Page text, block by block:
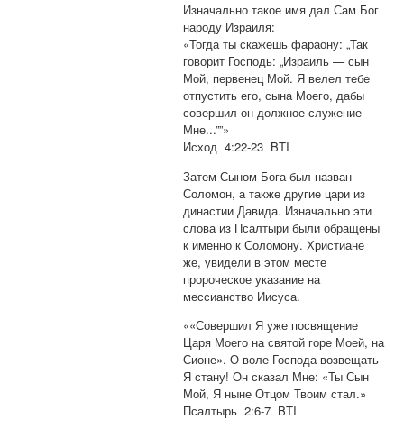
Изначально такое имя дал Сам Бог
народу Израиля:
«Тогда ты скажешь фараону: „Так
говорит Господь: „Израиль — сын
Мой, первенец Мой. Я велел тебе
отпустить его, сына Моего, дабы
совершил он должное служение
Мне...””»
Исход 4:22-23 BTI
Затем Сыном Бога был назван
Соломон, а также другие цари из
династии Давида. Изначально эти
слова из Псалтыри были обращены
к именно к Соломону. Христиане
же, увидели в этом месте
пророческое указание на
мессианство Иисуса.
««Совершил Я уже посвящение
Царя Моего на святой горе Моей, на
Сионе». О воле Господа возвещать
Я стану! Он сказал Мне: «Ты Сын
Мой, Я ныне Отцом Твоим стал.»
Псалтырь 2:6-7 BTI